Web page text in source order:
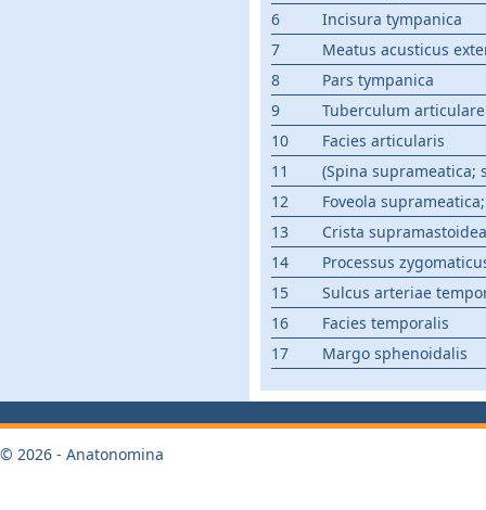
6
Incisura tympanica
7
Meatus acusticus
8
Pars tympanica
9
Tuberculum articulare
10
Facies articularis
11
(Spina suprameatica;
12
Foveola
13
Crista supramastoidea
14
Processus
15
Sulcus arteriae
16
Facies temporalis
17
Margo sphenoidalis
© 2026 - Anatonomina